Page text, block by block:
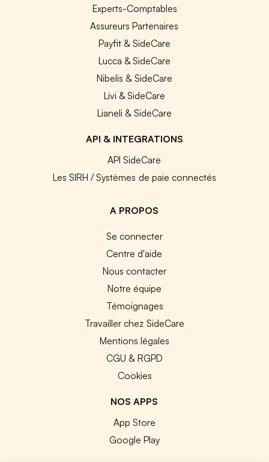
Experts-Comptables
Assureurs Partenaires
Payfit & SideCare
Lucca & SideCare
Nibelis & SideCare
Livi & SideCare
Lianeli & SideCare
API & INTEGRATIONS
API SideCare
Les SIRH / Systèmes de paie connectés
A PROPOS
Se connecter
Centre d'aide
Nous contacter
Notre équipe
Témoignages
Travailler chez SideCare
Mentions légales
CGU & RGPD
Cookies
NOS APPS
App Store
Google Play